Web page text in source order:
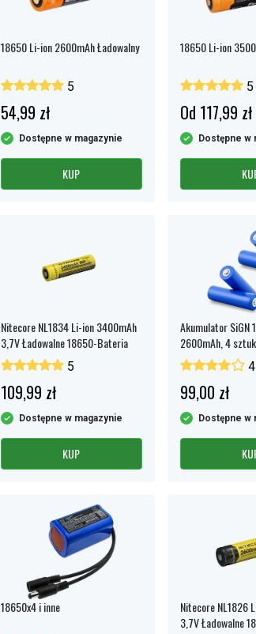
18650 Li-ion 2600mAh Ładowalny
5
54,99 zł
Dostępne w magazynie
KUP
18650 Li-ion
5
Od 117,99 zł
Dostępne w
Nitecore NL1834 Li-ion 3400mAh
3,7V Ładowalne 18650-Bateria
5
109,99 zł
Dostępne w magazynie
KUP
Akumulator SiGN
2600mAh, 4
4
99,00 zł
Dostępne w
18650x4 i inne
Nitecore NL1826
3,7V Ładowalne